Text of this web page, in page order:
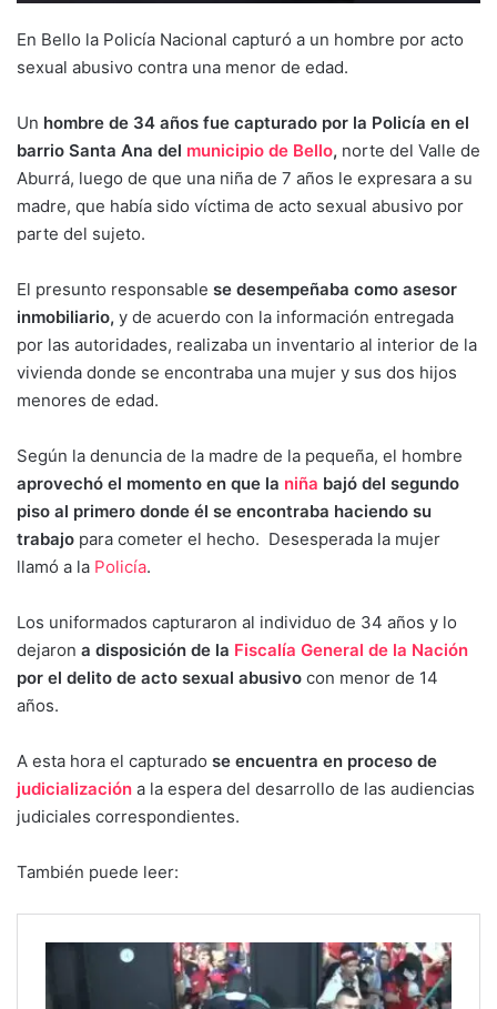
En Bello la Policía Nacional capturó a un hombre por acto
sexual abusivo contra una menor de edad.
Un hombre de 34 años fue capturado por la Policía en el
barrio Santa Ana del municipio de Bello, norte del Valle de
Aburrá, luego de que una niña de 7 años le expresara a su
madre, que había sido víctima de acto sexual abusivo por
parte del sujeto.
El presunto responsable se desempeñaba como asesor
inmobiliario, y de acuerdo con la información entregada
por las autoridades, realizaba un inventario al interior de la
vivienda donde se encontraba una mujer y sus dos hijos
menores de edad.
Según la denuncia de la madre de la pequeña, el hombre
aprovechó el momento en que la niña bajó del segundo
piso al primero donde él se encontraba haciendo su
trabajo para cometer el hecho. Desesperada la mujer
llamó a la Policía.
Los uniformados capturaron al individuo de 34 años y lo
dejaron a disposición de la Fiscalía General de la Nación
por el delito de acto sexual abusivo con menor de 14
años.
A esta hora el capturado se encuentra en proceso de
judicialización a la espera del desarrollo de las audiencias
judiciales correspondientes.
También puede leer: